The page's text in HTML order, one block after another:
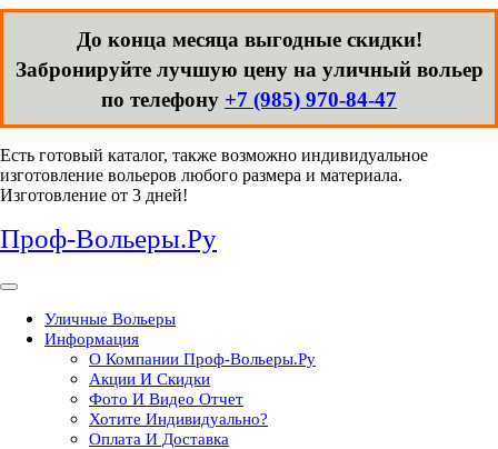
До конца месяца выгодные скидки!
Забронируйте лучшую цену на уличный вольер
по телефону +7 (985) 970-84-47
Перейти
к
содержимому
Есть готовый каталог, также возможно индивидуальное
изготовление вольеров любого размера и материала.
Изготовление от 3 дней!
Проф-Вольеры.Ру
Кнопка
ОткрытьУличные Вольеры
Информация
О Компании Проф-Вольеры.Ру
Акции И Скидки
Фото И Видео Отчет
Хотите Индивидуально?
Оплата И Доставка